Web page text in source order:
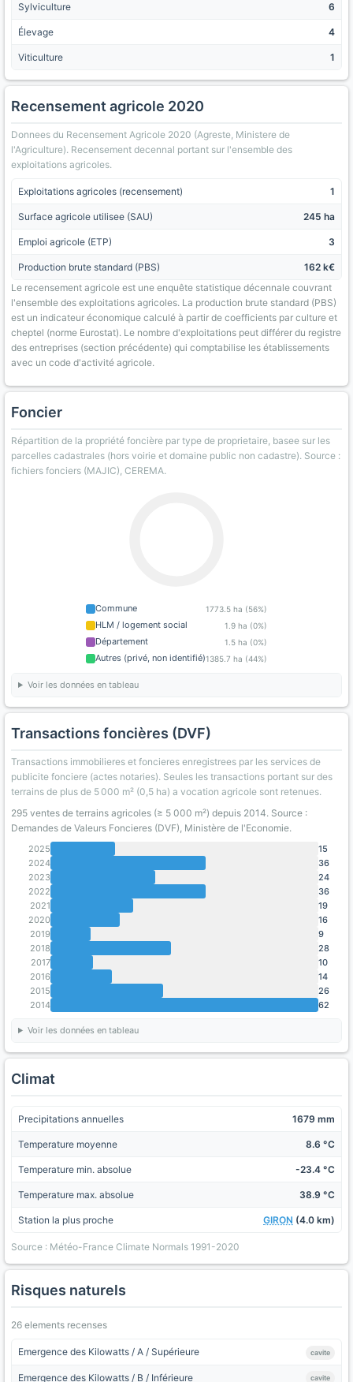
Sylviculture 6
Élevage 4
Viticulture 1
Recensement agricole 2020
Donnees du Recensement Agricole 2020 (Agreste, Ministere de
l'Agriculture). Recensement decennal portant sur l'ensemble des
exploitations agricoles.
Exploitations agricoles (recensement) 1
Surface agricole utilisee (SAU) 245 ha
Emploi agricole (ETP) 3
Production brute standard (PBS)
162 k€
Le recensement agricole est une enquête statistique décennale couvrant
l'ensemble des exploitations agricoles. La production brute standard (PBS)
est un indicateur économique calculé à partir de coefficients par culture et
cheptel (norme Eurostat). Le nombre d'exploitations peut différer du registre
des entreprises (section précédente) qui comptabilise les établissements
avec un code d'activité agricole.
Foncier
Répartition de la propriété foncière par type de proprietaire, basee sur les
parcelles cadastrales (hors voirie et domaine public non cadastre). Source :
fichiers fonciers (MAJIC), CEREMA.
Commune 1773.5 ha (56%)
HLM / logement social 1.9 ha (0%)
Département 1.5 ha (0%)
Autres (privé, non identifié)1385.7 ha (44%)
Voir les données en tableau
Transactions foncières (DVF)
Transactions immobilieres et foncieres enregistrees par les services de
publicite fonciere (actes notaries). Seules les transactions portant sur des
terrains de plus de 5 000 m² (0,5 ha) a vocation agricole sont retenues.
295 ventes de terrains agricoles (≥ 5 000 m²) depuis 2014. Source :
Demandes de Valeurs Foncieres (DVF), Ministère de l'Economie.
2025
15
2024
36
2023
24
2022
36
2021
19
2020
16
2019
9
2018
28
2017
10
2016
14
2015
26
2014
62
Voir les données en tableau
Climat
Precipitations annuelles 1679 mm
Temperature moyenne 8.6 °C
Temperature min. absolue -23.4 °C
Temperature max. absolue 38.9 °C
Station la plus proche GIRON (4.0 km)
Source : Météo-France Climate Normals 1991-2020
Risques naturels
26 elements recenses
Emergence des Kilowatts / A / Supérieure cavite
Emergence des Kilowatts / B / Inférieure cavite